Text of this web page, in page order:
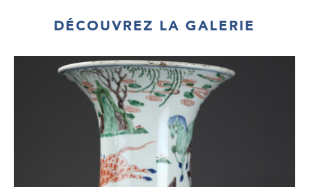
DÉCOUVREZ LA GALERIE